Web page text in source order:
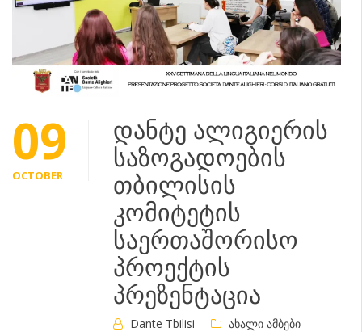
09
OCTOBER
დანტე ალიგიერის
საზოგადოების
თბილისის
კომიტეტის
საერთაშორისო
პროექტის
პრეზენტაცია
Dante Tbilisi ახალი ამბები